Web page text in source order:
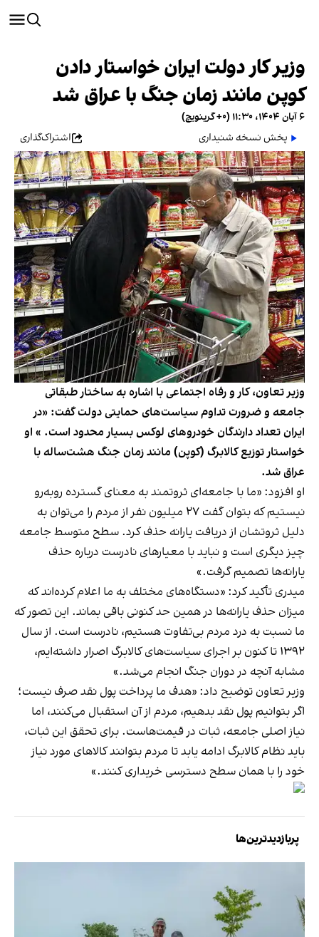
وزیر کار دولت ایران خواستار دادن
کوپن مانند زمان جنگ با عراق شد
۶ آبان ۱۴۰۴، ۱۱:۳۰ (‎+۰ گرینویچ)
پخش نسخه شنیداری
اشتراک‌گذاری
وزیر تعاون، کار و رفاه اجتماعی با اشاره به ساختار طبقاتی
جامعه و ضرورت تداوم سیاست‌های حمایتی دولت گفت: «در
ایران تعداد دارندگان خودروهای لوکس بسیار محدود است. » او
خواستار توزیع کالابرگ (کوپن) مانند زمان جنگ هشت‌ساله با
عراق شد.
او افزود: «ما با جامعه‌ای ثروتمند به معنای گسترده روبه‌رو
نیستیم که بتوان گفت ۲۷ میلیون نفر از مردم را می‌توان به
دلیل ثروتشان از دریافت یارانه حذف کرد. سطح متوسط جامعه
چیز دیگری است و نباید با معیارهای نادرست درباره حذف
یارانه‌ها تصمیم گرفت.»
میدری تأکید کرد: «دستگاه‌های مختلف به ما اعلام کرده‌اند که
میزان حذف یارانه‌ها در همین حد کنونی باقی بماند. این تصور که
ما نسبت به درد مردم بی‌تفاوت هستیم، نادرست است. از سال
۱۳۹۲ تا کنون بر اجرای سیاست‌های کالابرگ اصرار داشته‌ایم،
مشابه آنچه در دوران جنگ انجام می‌شد.»
وزیر تعاون توضیح داد: «هدف ما پرداخت پول نقد صرف نیست؛
اگر بتوانیم پول نقد بدهیم، مردم از آن استقبال می‌کنند، اما
نیاز اصلی جامعه، ثبات در قیمت‌هاست. برای تحقق این ثبات،
باید نظام کالابرگ ادامه یابد تا مردم بتوانند کالاهای مورد نیاز
خود را با همان سطح دسترسی خریداری کنند.»
پربازدیدترین‌ها